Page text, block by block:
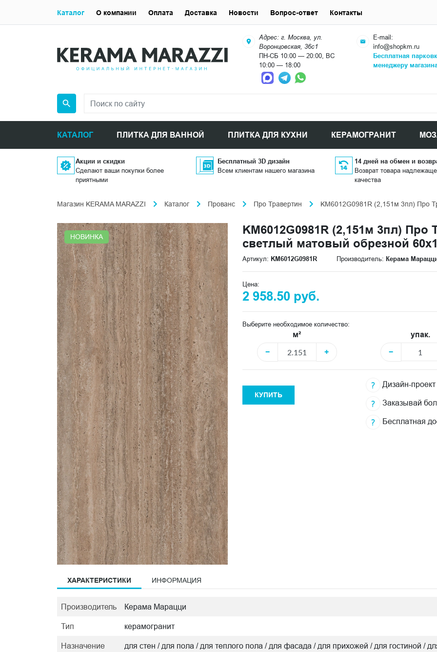
Адрес: г. Москва, ул.
Воронцовская, 36с1
ПН-СБ 10:00 — 20:00, ВС
10:00 — 18:00
E-mail:
info@shopkm.ru
Бесплатная
менеджеру
КАТАЛОГ ПЛИТКА ДЛЯ ВАННОЙ ПЛИТКА ДЛЯ КУХНИ КЕРАМОГРАНИТ
Каталог О компании Оплата Доставка Новости Вопрос-ответ Контакты
Акции и скидки
Сделают ваши покупки более
приятными
Бесплатный 3D дизайн
Всем клиентам нашего магазина
14 дней на обмен и
Возврат товара
качества
Магазин KERAMA MARAZZI Каталог Прованс Про Травертин KM6012G0981R (2,151м 3пл) Про
НОВИНКА
KM6012G0981R (2,151м 3пл)
светлый матовый обрезной
Артикул: KM6012G0981R Производитель: Керама
Цена:
2 958.50 руб.
Выберите необходимое количество:
м²
−
+
упак.
−
КУПИТЬ
Дизайн-
Заказывай
Бесплатная
ХАРАКТЕРИСТИКИ ИНФОРМАЦИЯ
Производитель Керама Марацци
Тип керамогранит
Назначение
для стен / для пола / для теплого пола / для фасада / для прихожей / для гостиной /